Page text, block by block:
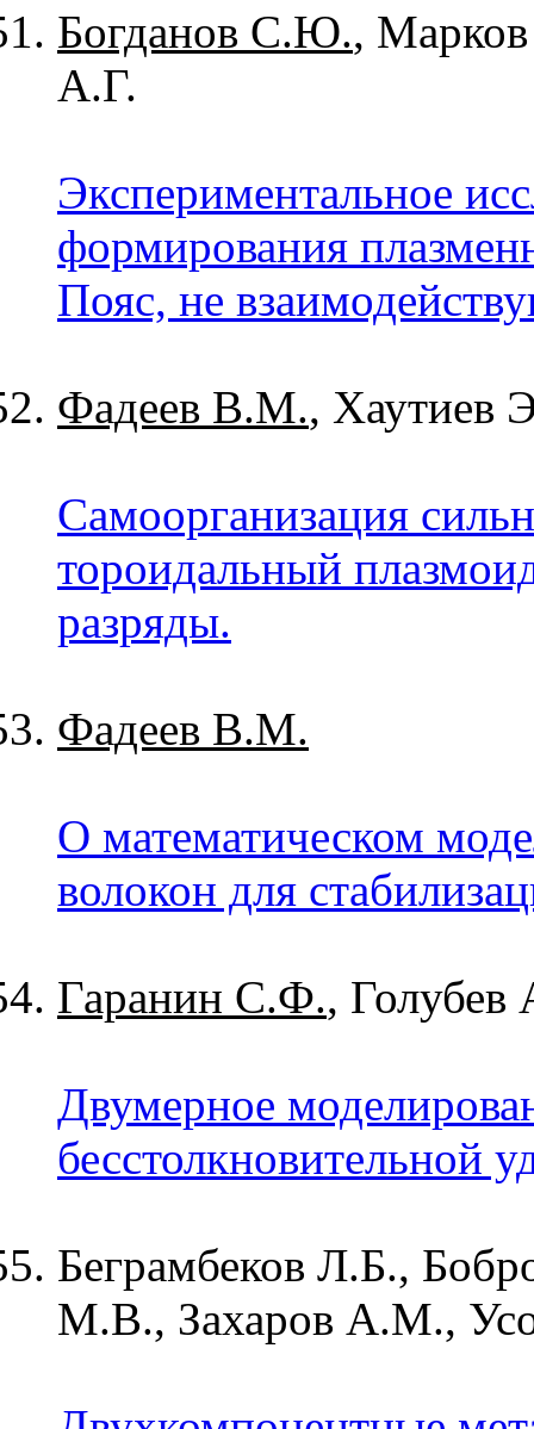
Богданов С.Ю.,
А.Г.
Экспериментальное
формирования
Пояс, не
Фадеев В.М., Хаутиев
Самоорганизация
тороидальный
разряды.
Фадеев В.М.
О математическом
волокон для
Гаранин С.Ф.,
Двумерное
бесстолкновительной
Беграмбеков Л.Б.,
М.В., Захаров А.М.,